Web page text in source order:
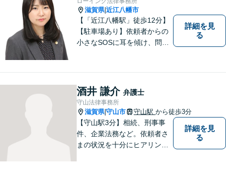
滋賀県|近江八幡市
【「近江八幡駅」徒歩12分】
【駐車場あり】依頼者からの
小さなSOSに耳を傾け、問題
ております。 ぜひ一度私にご
相談ください。
詳細を見
る
酒井 謙介 弁護士
守山法律事務所
滋賀県|守山市 守山駅 から徒歩3分
【守山駅3分】相続、刑事事
件、企業法務など。依頼者さ
まの状況を十分にヒアリング
詳細を見
る